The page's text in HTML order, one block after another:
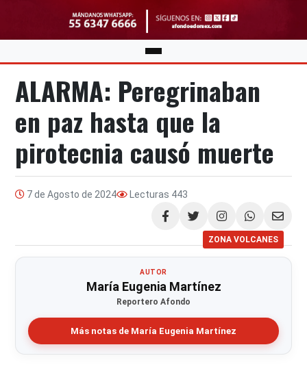
ALARMA: Peregrinaban
en paz hasta que la
pirotecnia causó muerte
7 de Agosto de 2024 Lecturas 443
Compartir
ZONA VOLCANES
AUTOR
María Eugenia Martínez
Reportero Afondo
Más notas de María Eugenia Martínez